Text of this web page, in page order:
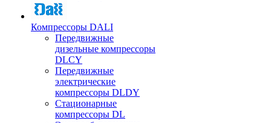
Компрессоры DALI
Передвижные
дизельные компрессоры
DLCY
Передвижные
электрические
компрессоры DLDY
Стационарные
компрессоры DL